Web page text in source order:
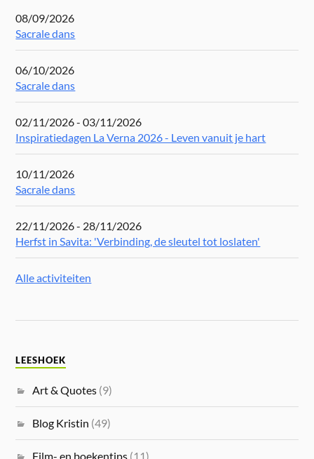
08/09/2026
Sacrale dans
06/10/2026
Sacrale dans
02/11/2026 - 03/11/2026
Inspiratiedagen La Verna 2026 - Leven vanuit je hart
10/11/2026
Sacrale dans
22/11/2026 - 28/11/2026
Herfst in Savita: 'Verbinding, de sleutel tot loslaten'
Alle activiteiten
LEESHOEK
Art & Quotes (9)
Blog Kristin (49)
Film- en boekentips (11)